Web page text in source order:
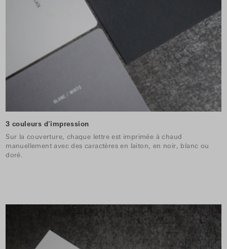
3 couleurs d'impression
Sur la couverture, chaque lettre est imprimée à chaud
manuellement avec des caractères en laiton, en noir, blanc ou
doré.